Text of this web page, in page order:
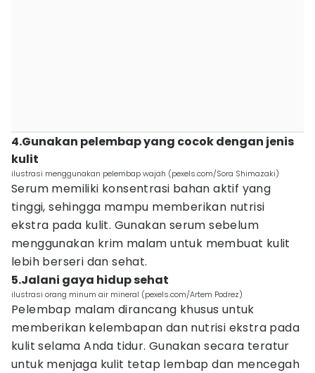
4.Gunakan pelembap yang cocok dengan jenis
kulit
ilustrasi menggunakan pelembap wajah (pexels.com/Sora Shimazaki)
Serum memiliki konsentrasi bahan aktif yang
tinggi, sehingga mampu memberikan nutrisi
ekstra pada kulit. Gunakan serum sebelum
menggunakan krim malam untuk membuat kulit
lebih berseri dan sehat.
5.Jalani gaya hidup sehat
ilustrasi orang minum air mineral (pexels.com/Artem Podrez)
Pelembap malam dirancang khusus untuk
memberikan kelembapan dan nutrisi ekstra pada
kulit selama Anda tidur. Gunakan secara teratur
untuk menjaga kulit tetap lembap dan mencegah